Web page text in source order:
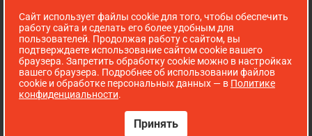
Суббота, Воскресенье: с 8:00 до 16:00
г. Йошкар-Ола, ул. Луначарского, д. 52 А
Тел.: (8362) 41-07-31
Часы работы:
Понедельник – Пятница: с 8:00 до 18:00
Сайт использует файлы cookie для того, чтобы обеспечить
работу сайта и сделать его более удобным для
пользователей. Продолжая работу с сайтом, вы
подтверждаете использование сайтом cookie вашего
браузера. Запретить обработку cookie можно в настройках
вашего браузера. Подробнее об использовании файлов
cookie и обработке персональных данных — в Политике
конфиденциальности.
Принять